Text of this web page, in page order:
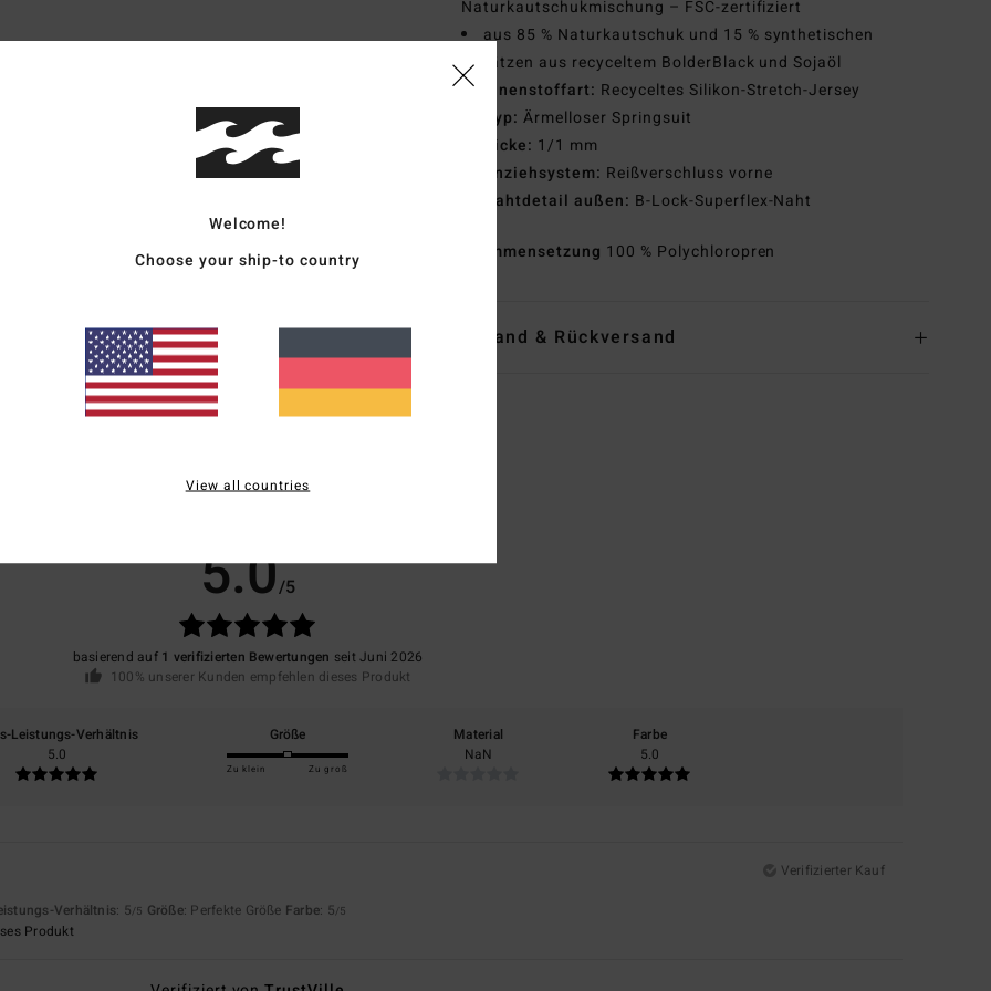
Naturkautschukmischung – FSC-zertifiziert
aus 85 % Naturkautschuk und 15 % synthetischen
Zusätzen aus recyceltem BolderBlack und Sojaöl
Innenstoffart: Recyceltes Silikon-Stretch-Jersey
Typ: Ärmelloser Springsuit
Dicke: 1/1 mm
Anziehsystem: Reißverschluss vorne
Nahtdetail außen: B-Lock-Superflex-Naht
Zusammensetzung 100 % Polychloropren
Versand & Rückversand
5.0/5
basierend auf 1 verifizierten Bewertungen seit Juni 2026
100% unserer Kunden empfehlen dieses Produkt
Leistungs-Verhältnis
5.0
Größe
Zu klein Zu groß
Material
NaN
Farbe
5.0
Verifizierter Kauf
Verhältnis: 5/5 Größe: Perfekte Größe Farbe: 5/5
Produkt
Welcome!
Choose your ship-to country
View all countries